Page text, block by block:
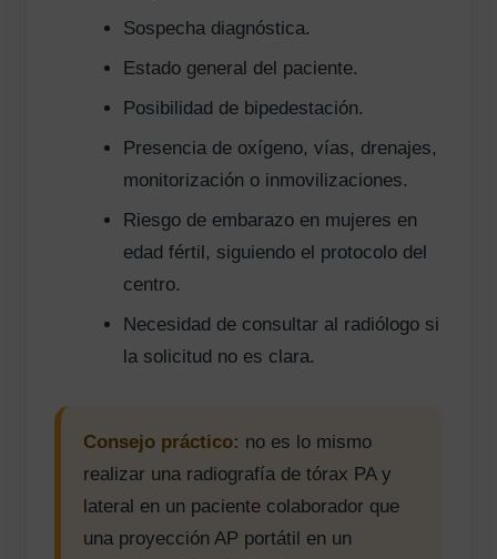
Sospecha diagnóstica.
Estado general del paciente.
Posibilidad de bipedestación.
Presencia de oxígeno, vías, drenajes,
monitorización o inmovilizaciones.
Riesgo de embarazo en mujeres en
edad fértil, siguiendo el protocolo del
centro.
Necesidad de consultar al radiólogo si
la solicitud no es clara.
Consejo práctico: no es lo mismo
realizar una radiografía de tórax PA y
lateral en un paciente colaborador que
una proyección AP portátil en un